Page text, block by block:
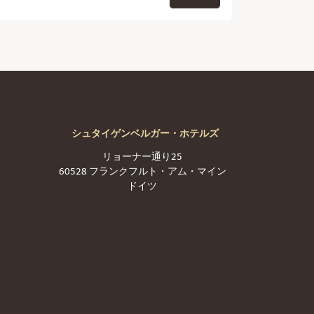
シュタイゲンベルガー・ホテルズ
リョーナー通り25
60528 フランクフルト・アム・マイン
ドイツ